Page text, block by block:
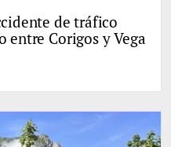
de tráfico
Corigos y Vega